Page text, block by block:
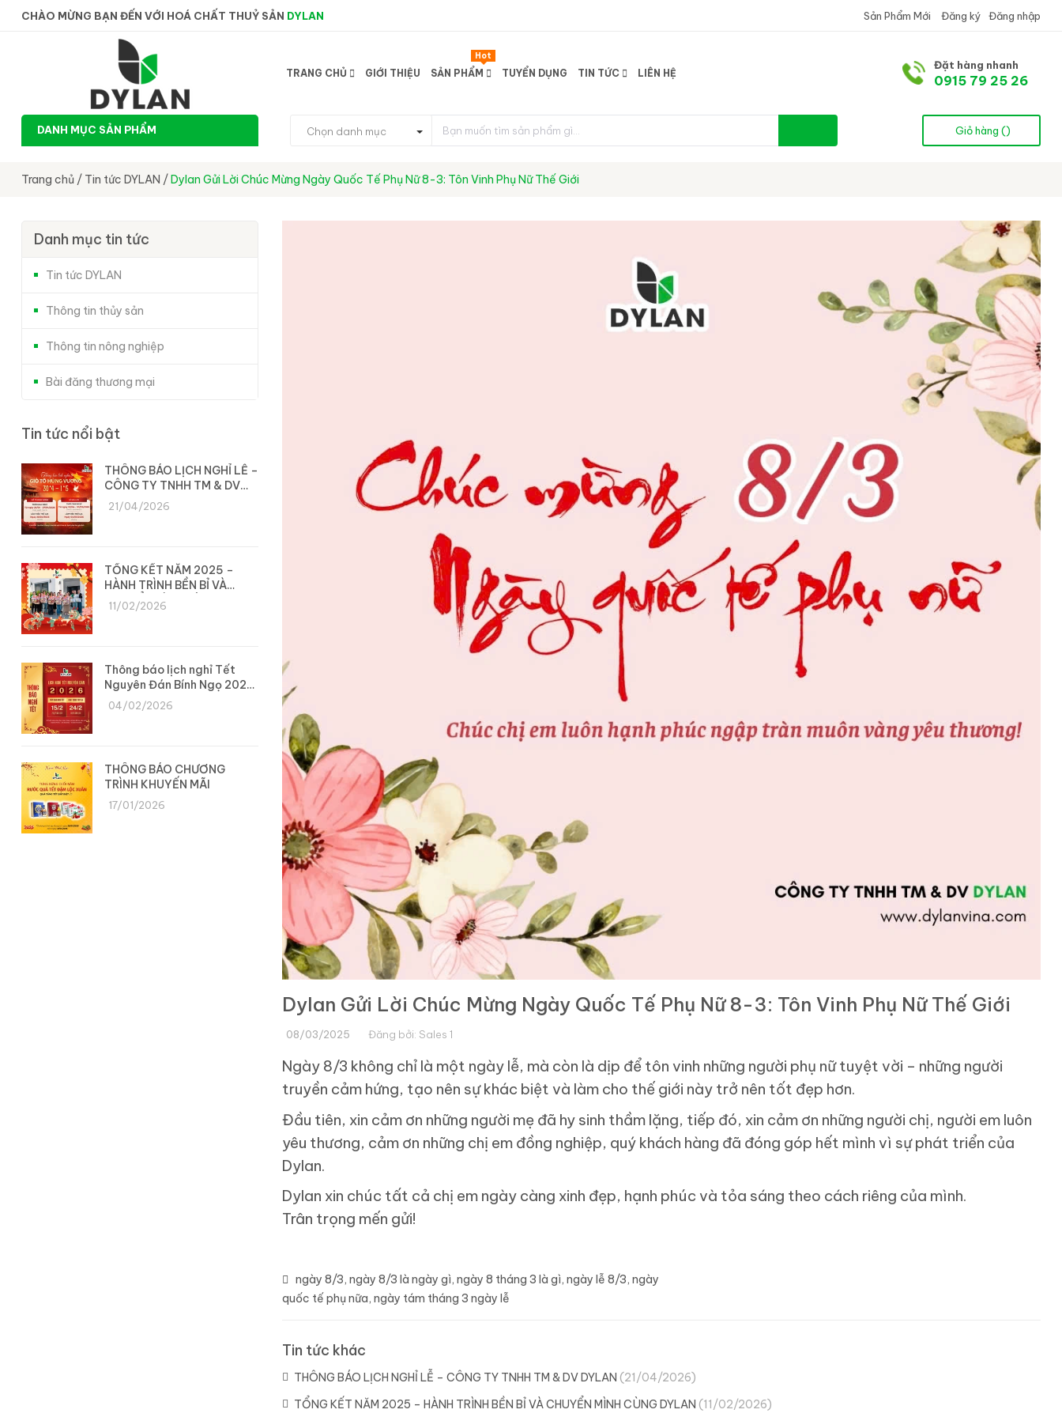
CHÀO MỪNG BẠN ĐẾN VỚI HOÁ CHẤT THUỶ SẢN DYLAN Đăng ký Đăng nhập
Sản Phẩm Mới
TRANG CHỦ GIỚI THIỆU SẢN PHẨM
Hot
TUYỂN DỤNG TIN TỨC LIÊN HỆ
Đặt hàng nhanh
0915 79 25 26
DANH MỤC SẢN PHẨM Chọn danh mục Giỏ hàng ()
Trang chủ / Tin tức DYLAN /Dylan Gửi Lời Chúc Mừng Ngày Quốc Tế Phụ Nữ 8-3: Tôn Vinh Phụ Nữ Thế Giới
Dylan Gửi Lời Chúc Mừng Ngày Quốc Tế Phụ Nữ 8-3: Tôn Vinh Phụ Nữ Thế Giới
08/03/2025 Đăng bởi: Sales 1
Ngày 8/3 không chỉ là một ngày lễ, mà còn là dịp để tôn vinh những người phụ nữ tuyệt vời – những người
truyền cảm hứng, tạo nên sự khác biệt và làm cho thế giới này trở nên tốt đẹp hơn.
Đầu tiên, xin cảm ơn những người mẹ đã hy sinh thầm lặng, tiếp đó, xin cảm ơn những người chị, người em luôn
yêu thương, cảm ơn những chị em đồng nghiệp, quý khách hàng đã đóng góp hết mình vì sự phát triển của
Dylan.
Dylan xin chúc tất cả chị em ngày càng xinh đẹp, hạnh phúc và tỏa sáng theo cách riêng của mình.
Trân trọng mến gửi!
ngày 8/3, ngày 8/3 là ngày gì, ngày 8 tháng 3 là gì, ngày lễ 8/3, ngày
quốc tế phụ nữa, ngày tám tháng 3 ngày lễ
Tin tức khác
THÔNG BÁO LỊCH NGHỈ LỄ – CÔNG TY TNHH TM & DV DYLAN (21/04/2026)
TỔNG KẾT NĂM 2025 – HÀNH TRÌNH BỀN BỈ VÀ CHUYỂN MÌNH CÙNG DYLAN (11/02/2026)
Danh mục tin tức
Tin tức DYLAN
Thông tin thủy sản
Thông tin nông nghiệp
Bài đăng thương mại
Tin tức nổi bật
THÔNG BÁO LỊCH NGHỈ LỄ –
CÔNG TY TNHH TM & DV
DYLAN
21/04/2026
TỔNG KẾT NĂM 2025 –
HÀNH TRÌNH BỀN BỈ VÀ
CHUYỂN MÌNH CÙNG DYLAN
11/02/2026
Thông báo lịch nghỉ Tết
Nguyên Đán Bính Ngọ 2026
– Công ty Dylan
04/02/2026
THÔNG BÁO CHƯƠNG
TRÌNH KHUYẾN MÃI
17/01/2026